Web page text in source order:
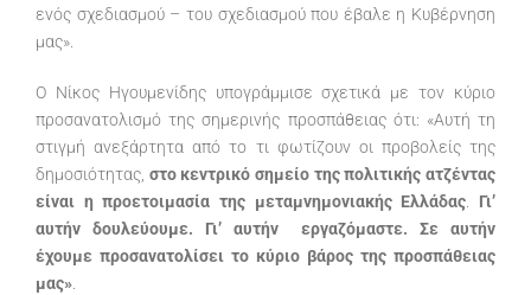
ενός σχεδιασμού – του σχεδιασμού που έβαλε η Κυβέρνηση
μας».
Ο Νίκος Ηγουμενίδης υπογράμμισε σχετικά με τον κύριο
προσανατολισμό της σημερινής προσπάθειας ότι: «Αυτή τη
στιγμή ανεξάρτητα από το τι φωτίζουν οι προβολείς της
δημοσιότητας, στο κεντρικό σημείο της πολιτικής ατζέντας
είναι η προετοιμασία της μεταμνημονιακής Ελλάδας. Γι’
αυτήν δουλεύουμε. Γι’ αυτήν εργαζόμαστε. Σε αυτήν
έχουμε προσανατολίσει το κύριο βάρος της προσπάθειας
μας».